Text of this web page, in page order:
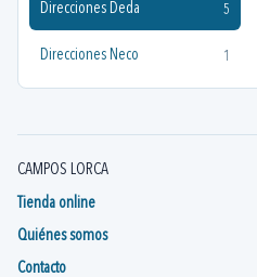
Direcciones Deda 5
Direcciones Neco 1
CAMPOS LORCA
Tienda online
Quiénes somos
Contacto